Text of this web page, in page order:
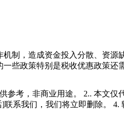
制，造成资金投入分散、资
些政策特别是税收优惠政策还
参考，非商业用途。 2.. 本文
系我们，我们将立即删除。